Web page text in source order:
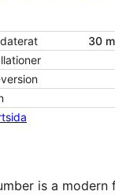
30
is a modern